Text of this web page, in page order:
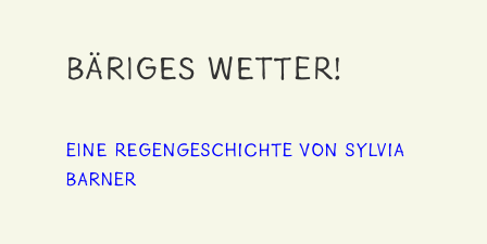
Bäriges Wetter!
eine Regengeschichte von Sylvia
Barner